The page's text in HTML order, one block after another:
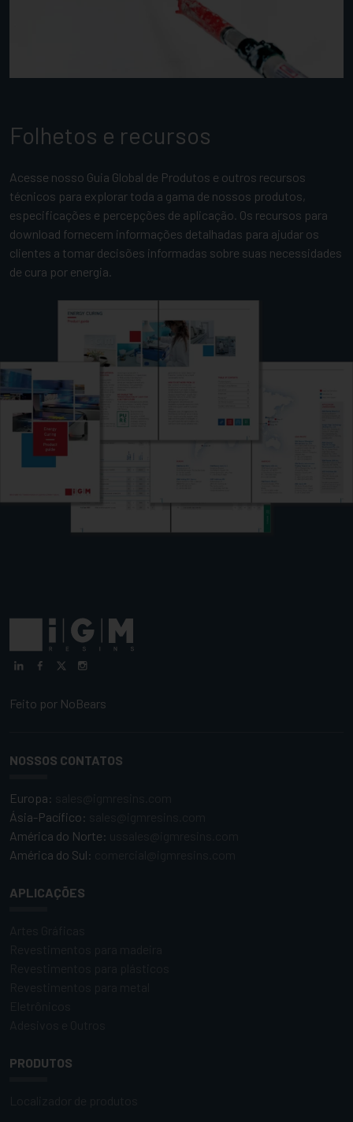
Folhetos e recursos
Acesse nosso Guia Global de Produtos e outros recursos
técnicos para explorar toda a gama de nossos produtos,
especificações e percepções de aplicação. Os recursos para
download fornecem informações detalhadas para ajudar os
clientes a tomar decisões informadas sobre suas necessidades
de cura por energia.
Feito por NoBears
NOSSOS CONTATOS
Europa:
Ásia-Pacífico:
América do Norte:
América do Sul:
APLICAÇÕES
PRODUTOS